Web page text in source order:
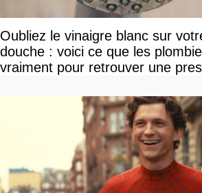
Oubliez le vinaigre blanc sur
douche : voici ce que les
vraiment pour retrouver une